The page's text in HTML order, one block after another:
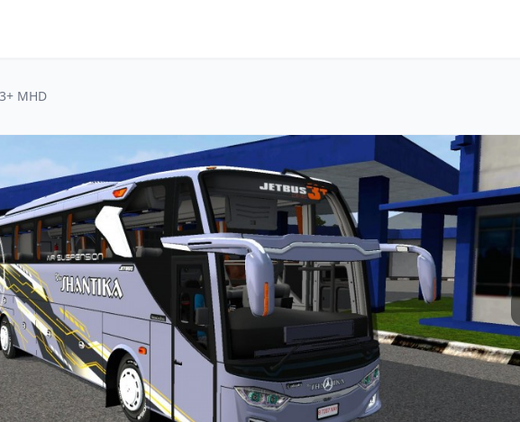
MHD